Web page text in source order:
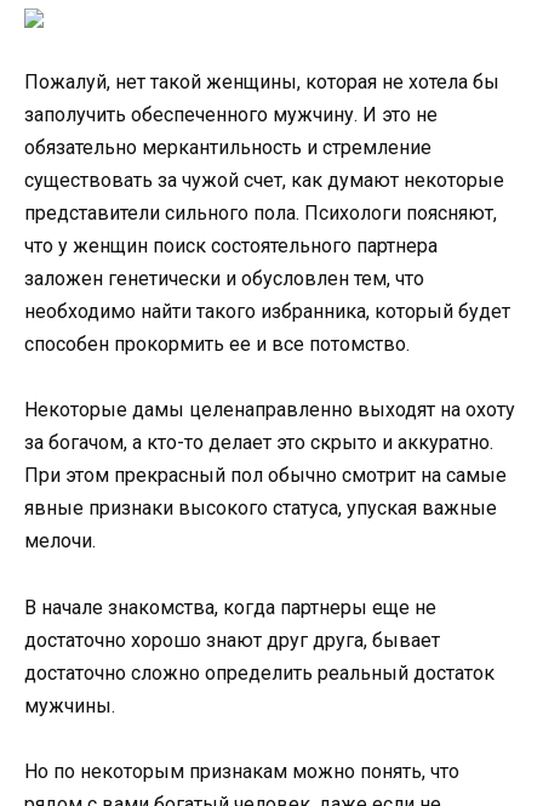
Пожалуй, нет такой женщины, которая не хотела бы
заполучить обеспеченного мужчину. И это не
обязательно меркантильность и стремление
существовать за чужой счет, как думают некоторые
представители сильного пола. Психологи поясняют,
что у женщин поиск состоятельного партнера
заложен генетически и обусловлен тем, что
необходимо найти такого избранника, который будет
способен прокормить ее и все потомство.
Некоторые дамы целенаправленно выходят на охоту
за богачом, а кто-то делает это скрыто и аккуратно.
При этом прекрасный пол обычно смотрит на самые
явные признаки высокого статуса, упуская важные
мелочи.
В начале знакомства, когда партнеры еще не
достаточно хорошо знают друг друга, бывает
достаточно сложно определить реальный достаток
мужчины.
Но по некоторым признакам можно понять, что